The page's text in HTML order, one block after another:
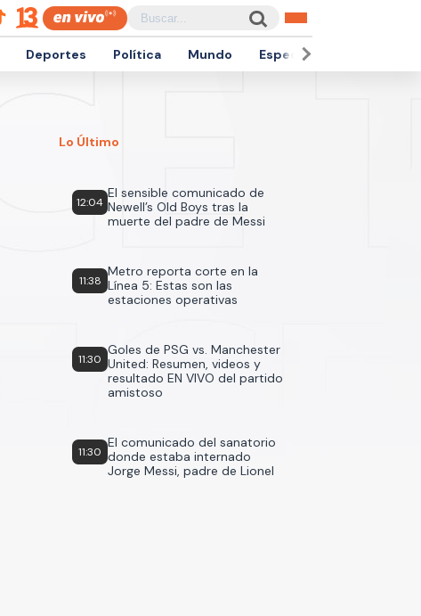
Deportes Política Mundo Espectáculos
Lo Último
12:04
El sensible comunicado de
Newell’s Old Boys tras la
muerte del padre de Messi
11:38
Metro reporta corte en la
Línea 5: Estas son las
estaciones operativas
11:30
Goles de PSG vs. Manchester
United: Resumen, videos y
resultado EN VIVO del partido
amistoso
11:30
El comunicado del sanatorio
donde estaba internado
Jorge Messi, padre de Lionel